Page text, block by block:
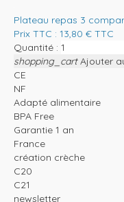
Plateau repas 3
Prix TTC : 13,80 € TTC
Quantité :
shopping_cart Ajouter
CE
NF
Adapté alimentaire
BPA Free
Garantie 1 an
France
création crèche
C20
C21
newsletter